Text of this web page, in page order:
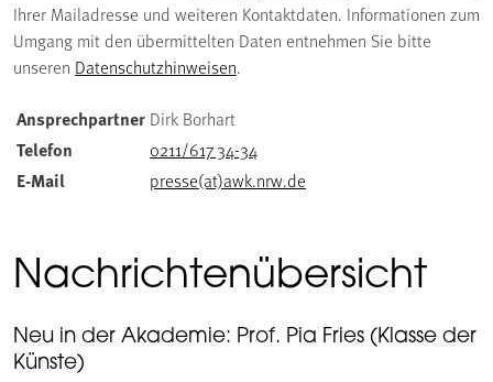
Ihrer Mailadresse und weiteren Kontaktdaten. Informationen zum
Umgang mit den übermittelten Daten entnehmen Sie bitte
unseren Datenschutzhinweisen.
Ansprechpartner Dirk Borhart
Telefon 0211/617 34-34
E-Mail presse(at)awk.nrw.de
Nachrichtenübersicht
Neu in der Akademie: Prof. Pia Fries (Klasse der
Künste)